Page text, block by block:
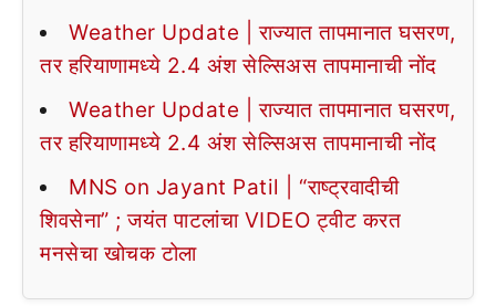
Weather Update | राज्यात तापमानात घसरण,
तर हरियाणामध्ये 2.4 अंश सेल्सिअस तापमानाची नोंद
Weather Update | राज्यात तापमानात घसरण,
तर हरियाणामध्ये 2.4 अंश सेल्सिअस तापमानाची नोंद
MNS on Jayant Patil | “राष्ट्रवादीची
शिवसेना” ; जयंत पाटलांचा VIDEO ट्वीट करत
मनसेचा खोचक टोला